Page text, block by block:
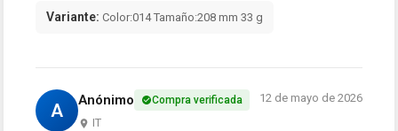
Variante: Color:014 Tamaño:208 mm 33 g
A Anónimo Compra verificada
IT
12 de mayo de 2026